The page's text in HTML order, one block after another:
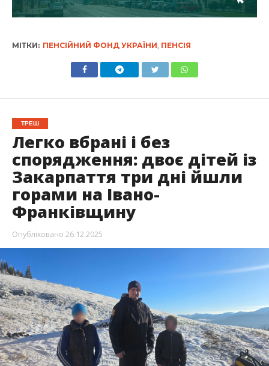
МІТКИ: ПЕНСІЙНИЙ ФОНД УКРАЇНИ ПЕНСІЯ
ТРЕШ
Легко вбрані і без
спорядження: двоє дітей із
Закарпаття три дні йшли
горами на Івано-
Франківщину
Опубліковано 26.12.2025